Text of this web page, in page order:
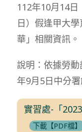
112年10月14
日）假逢甲大
華」相關資訊。
說明：依據勞
年9月5日中分
實習處-「
下載【PDF檔】